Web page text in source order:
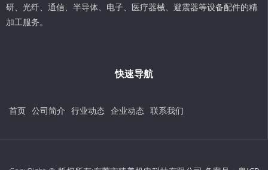
研、光纤、通信、半导体、电子、医疗器械、避震器等设备配件的精
加工服务。
快速导航
首页 公司简介 行业动态 企业动态 联系我们